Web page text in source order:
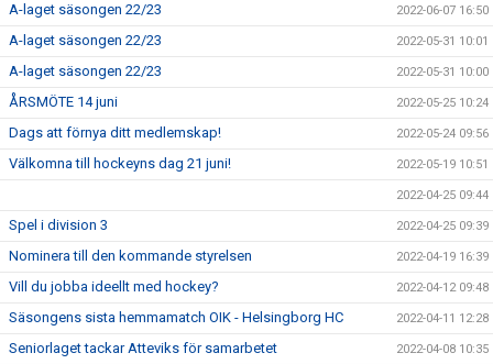
A-laget säsongen 22/23 2022-06-07 16:50
A-laget säsongen 22/23 2022-05-31 10:01
A-laget säsongen 22/23 2022-05-31 10:00
ÅRSMÖTE 14 juni 2022-05-25 10:24
Dags att förnya ditt medlemskap! 2022-05-24 09:56
Välkomna till hockeyns dag 21 juni! 2022-05-19 10:51
2022-04-25 09:44
Spel i division 3 2022-04-25 09:39
Nominera till den kommande styrelsen 2022-04-19 16:39
Vill du jobba ideellt med hockey? 2022-04-12 09:48
Säsongens sista hemmamatch OIK - Helsingborg HC 2022-04-11 12:28
Seniorlaget tackar Atteviks för samarbetet 2022-04-08 10:35